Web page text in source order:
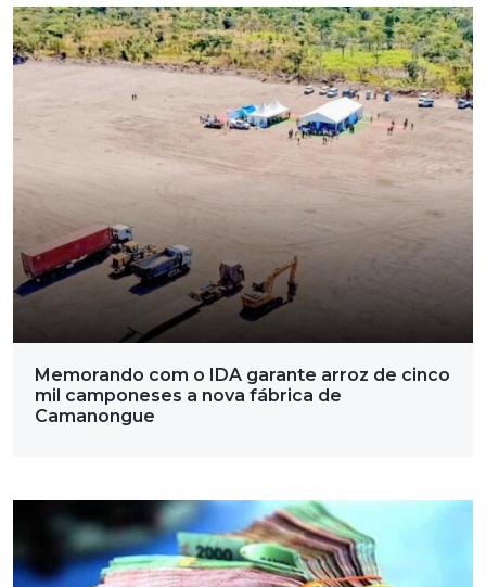
Memorando com o IDA garante arroz de cinco
mil camponeses a nova fábrica de
Camanongue